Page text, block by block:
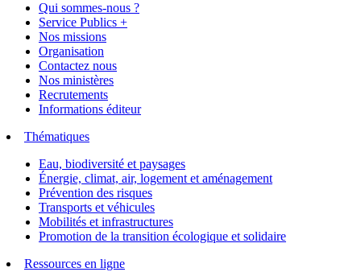
Qui sommes-nous ?
Service Publics +
Nos missions
Organisation
Contactez nous
Nos ministères
Recrutements
Informations éditeur
Thématiques
Eau, biodiversité et paysages
Énergie, climat, air, logement et aménagement
Prévention des risques
Transports et véhicules
Mobilités et infrastructures
Promotion de la transition écologique et solidaire
Ressources en ligne